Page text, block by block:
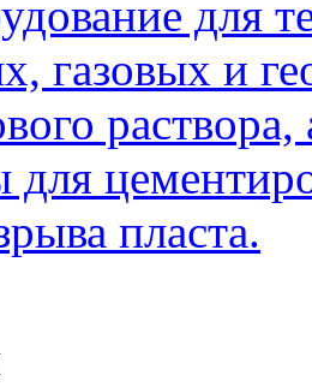
для
газовых и
для
пласта.